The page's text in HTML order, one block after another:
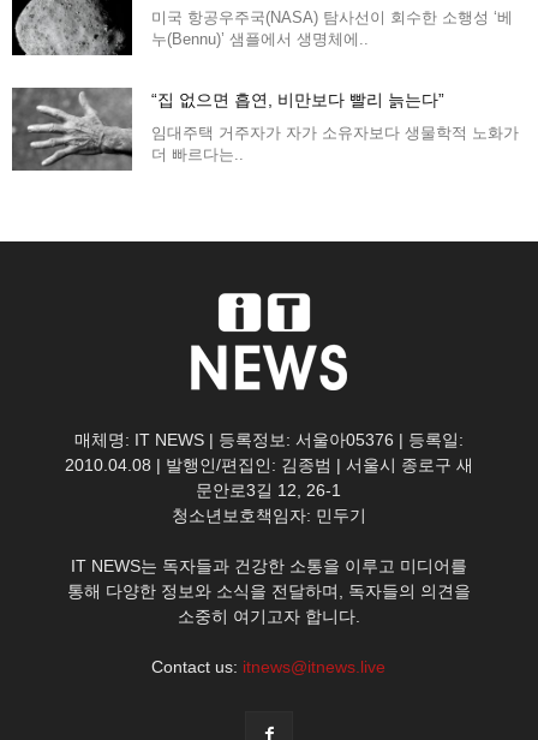
미국 항공우주국(NASA) 탐사선이 회수한 소행성 ‘베
누(Bennu)’ 샘플에서 생명체에..
“집 없으면 흡연, 비만보다 빨리 늙는다”
임대주택 거주자가 자가 소유자보다 생물학적 노화가
더 빠르다는..
매체명: IT NEWS | 등록정보: 서울아05376 | 등록일:
2010.04.08 | 발행인/편집인: 김종범 | 서울시 종로구 새
문안로3길 12, 26-1
청소년보호책임자: 민두기
IT NEWS는 독자들과 건강한 소통을 이루고 미디어를
통해 다양한 정보와 소식을 전달하며, 독자들의 의견을
소중히 여기고자 합니다.
Contact us: itnews@itnews.live